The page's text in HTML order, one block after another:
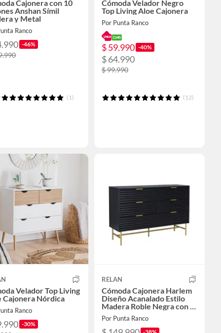
Cajonera con 10
Anshan Símil
y Metal
Ranco
-46%
(1)
Cómoda Velador Negro
Top Living Aloe Cajonera
Por Punta Ranco
$ 59.990 -40%
$ 64.990
$ 99.990
(12)
Velador Top Living
Cajonera Nórdica
Ranco
-30%
RELAN
Cómoda Cajonera Harlem
Diseño Acanalado Estilo
Madera Roble Negra con 6
Cajones
Por Punta Ranco